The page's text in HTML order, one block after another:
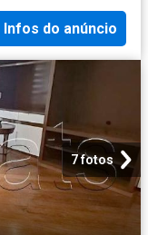
Infos do anúncio
7 fotos